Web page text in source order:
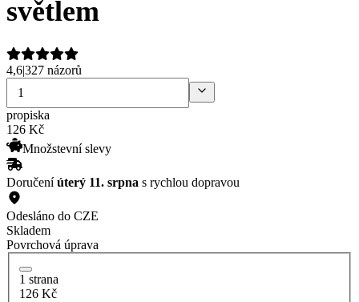
světlem
4,6|327 názorů
propiska
126 Kč
Množstevní slevy
Doručeníúterý 11. srpna s rychlou dopravou
Odesláno do CZE
Skladem
Povrchová úprava
1 strana
126 Kč